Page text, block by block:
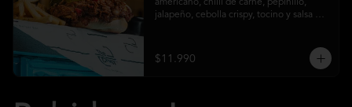
americano, chilli de carne, pepinillo,
jalapeño, cebolla crispy, tocino y salsa
$11.990